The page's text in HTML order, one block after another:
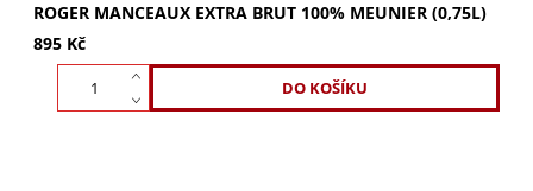
ROGER MANCEAUX EXTRA BRUT 100% MEUNIER (0,75L)
895 Kč